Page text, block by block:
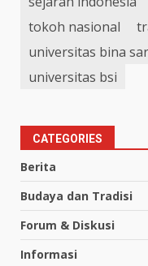
tokoh nasional
universitas bina
universitas bsi
CATEGORIES
Berita
Budaya dan Tradisi
Forum & Diskusi
Informasi